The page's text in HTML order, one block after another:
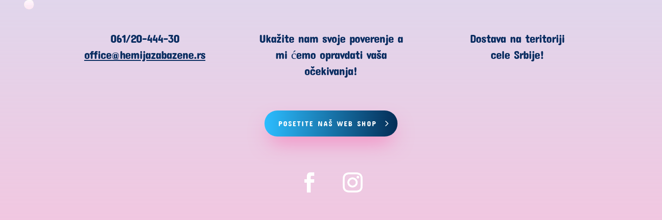
061/20-444-30
office@hemijazabazene.rs
Ukažite nam svoje poverenje a
mi ćemo opravdati vaša
očekivanja!
Dostava na teritoriji
cele Srbije!
POSETITE NAŠ WEB SHOP